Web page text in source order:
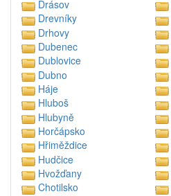
Drásov
Drevníky
Drhovy
Dubenec
Dublovice
Dubno
Háje
Hluboš
Hlubyně
Horčápsko
Hřiměždice
Hudčice
Hvožďany
Chotilsko